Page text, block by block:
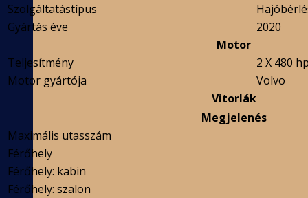
Szolgáltatástípus
Gyártás éve
2020
Motor
Teljesítmény
2 X 480 hp
Motor gyártója
Volvo
Vitorlák
Megjelenés
Maximális utasszám
Férőhely
Férőhely: kabin
Férőhely: szalon